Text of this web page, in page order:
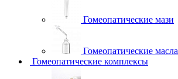
Гомеопатические мази
Гомеопатические масла
Гомеопатические комплексы